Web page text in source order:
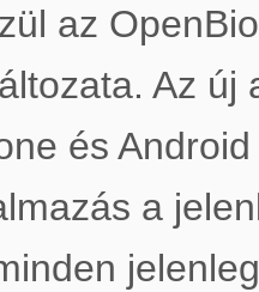
az
Az új
és
a